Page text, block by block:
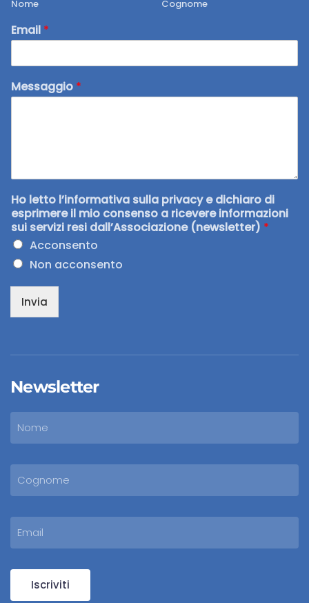
Nome Cognome
Email *
Messaggio *
Ho letto l’informativa sulla privacy e dichiaro di
esprimere il mio consenso a ricevere informazioni
sui servizi resi dall’Associazione (newsletter) *
Acconsento
Non acconsento
Invia
Newsletter
Iscriviti